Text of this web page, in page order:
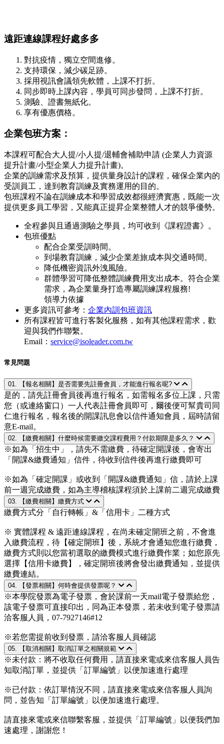
遠距連線課程好處多多
對抗疫情，獨立空間進修。
支持環保，減少碳足跡。
採用視訊會議領先軟體，上課不打折。
同步即時上課內容，學員可同步發問，上課不打折。
測驗、證書無紙化。
享有優惠價格。
企業包班方案：
本課程可配合大人提/小人提/退輔會補助申請 (企業人力資源
提升計畫/小型企業人力提升計畫)。
企業的訓練需求及預算，提供量身設計的課程，確保企業內的
受訓員工，達到教育訓練及實務運用的目的。
包班課程不論在訓練成本和學習成效都很經濟實惠，既能一次
提供更多員工學習，又能真正提昇企業整體人才的競爭優勢。
全程參與且通過測驗之學員，均可收到《課程證書》。
包班優點
配合企業受訓時間。
到場教育訓練，減少企業差旅成本與交通時間。
降低機密資訊外洩風險。
群體學習可降低整體訓練費用支出成本。符合企業
需求，為企業量身打造專屬訓練課程服務!
領導力依據
更多資訊可參考： 企業內訓包班資訊
所有課程皆可進行客製化服務，如有其他課程需求，歡
迎與我們作聯繫。
Email： service@isoleader.com.tw
常見問題
01. 【報名相關】是否需要先註冊會員，才能進行報名呢?
是的，請先註冊會員後再進行報名，如需報名多位上課，只需
您（或連絡窗口）一人代表註冊會員即可，爾後便可幫貴司同
仁進行報名，報名後的開課訊息會以信件通知會員，屆時請留
意E-mail。
02. 【繳費相關】什麼時候需要繳交課程費用？付款期限是多久？
※如為「招生中」，請先不需繳費，待確定開課後，會寄出
「開課&繳費通知」信件，待收到信件後再進行繳費即可
※如為「確定開課」或收到「開課&繳費通知」信，請於上課
前一週完成繳費，如為主導稽核課程須於上課前二週完成繳費
03. 【繳費相關】繳費方式
繳費方式分「自行轉帳」&「信用卡」二種方式
※ 實體課程 & 遠距連線課程，在尚未確定開班之前，不會進
入繳費流程，待【確定開班】後，系統才會通知您進行繳費，
繳費方式則以您當初選取的繳費模式進行繳費作業；如您原先
選擇【信用卡繳費】，確定開班後將會發出繳費通知，並提供
繳費連結。
04. 【發票相關】何時會提供發票呢？
※本學院發票為電子發票，會於課前一天mail電子發票給您，
該電子發票可直接印出，同為正本發票，若未收到電子發票請
洽客服人員，07-7927146#12
※若您需提前收到發票，請洽客服人員確認
05. 【取消相關】取消訂單之相關規範
※未付款：將不收取任何費用，請直接來電或來信客服人員告
知取消訂單，並提供「訂單編號」以便加速進行處理
※已付款：依訂單情況不同，請直接來電或來信客服人員詢
問，並告知「訂單編號」以便加速進行處理。
請直接來電或來信聯繫客服，並提供「訂單編號」以便我們加
速處理，謝謝您！